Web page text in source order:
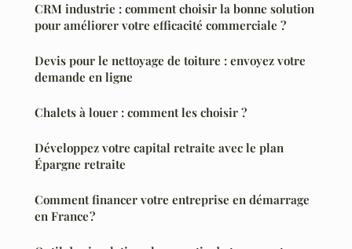
CRM industrie : comment choisir la bonne solution
pour améliorer votre efficacité commerciale ?
Devis pour le nettoyage de toiture : envoyez votre
demande en ligne
Chalets à louer : comment les choisir ?
Développez votre capital retraite avec le plan
Épargne retraite
Comment financer votre entreprise en démarrage
en France ?